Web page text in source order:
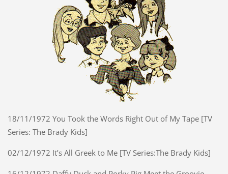
18/11/1972 You Took the Words Right Out of My Tape [TV
Series: The Brady Kids]
02/12/1972 It’s All Greek to Me [TV Series:The Brady Kids]